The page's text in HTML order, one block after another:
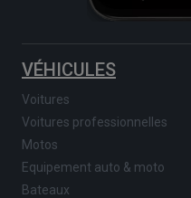
VÉHICULES
Voitures
Voitures professionnelles
Motos
Equipement auto & moto
Bateaux